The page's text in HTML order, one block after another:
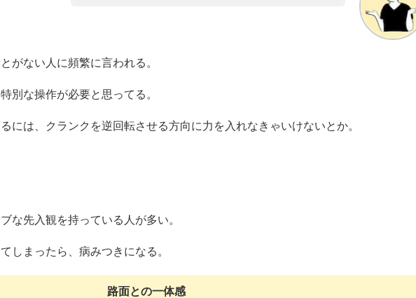
がない人に頻繁に言われる。
別な操作が必要と思ってる。
には、クランクを逆回転させる方向に力を入れなきゃいけないとか。
な先入観を持っている人が多い。
しまったら、病みつきになる。
路面との一体感